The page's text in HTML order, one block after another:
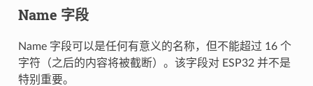
Name 字段
Name 字段可以是任何有意义的名称，但不能超过 16 个
字符（之后的内容将被截断）。该字段对 ESP32 并不是
特别重要。